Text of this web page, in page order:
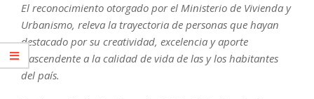
El reconocimiento otorgado por el Ministerio de Vivienda y
Urbanismo, releva la trayectoria de personas que hayan
destacado por su creatividad, excelencia y aporte
trascendente a la calidad de vida de las y los habitantes
del país.